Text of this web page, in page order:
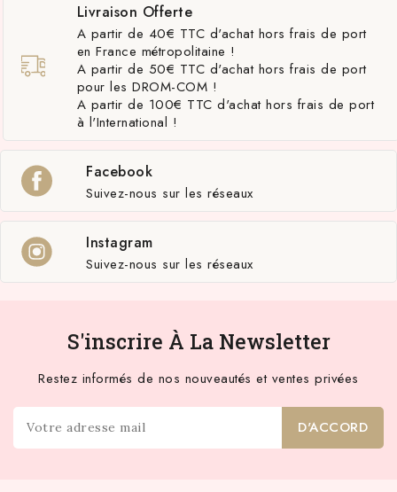
Livraison Offerte
A partir de 40€ TTC d'achat hors frais de port
en France métropolitaine !
A partir de 50€ TTC d'achat hors frais de port
pour les DROM-COM !
A partir de 100€ TTC d'achat hors frais de port
à l'International !
Facebook
Suivez-nous sur les réseaux
Instagram
Suivez-nous sur les réseaux
S'inscrire À La Newsletter
Restez informés de nos nouveautés et ventes privées